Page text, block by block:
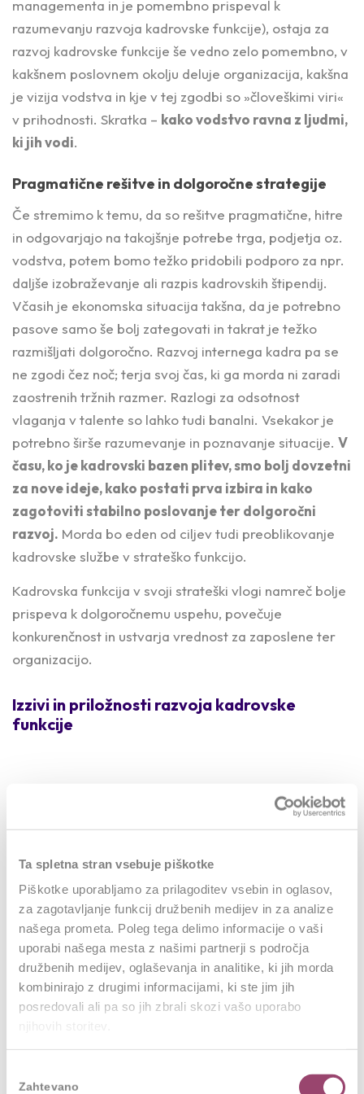
Ta spletna stran vsebuje piškotke
Piškotke uporabljamo za prilagoditev vsebin in oglasov,
za zagotavljanje funkcij družbenih medijev in za analize
našega prometa. Poleg tega delimo informacije o vaši
uporabi našega mesta z našimi partnerji s področja
družbenih medijev, oglaševanja in analitike, ki jih morda
kombinirajo z drugimi informacijami, ki ste jim jih
posredovali ali pa so jih zbrali skozi vašo uporabo
soglasja
Zahtevano
managementa in je pomembno prispeval k
razumevanju razvoja kadrovske funkcije), ostaja za
razvoj kadrovske funkcije še vedno zelo pomembno, v
kakšnem poslovnem okolju deluje organizacija, kakšna
je vizija vodstva in kje v tej zgodbi so »človeškimi viri«
v prihodnosti. Skratka – kako vodstvo ravna z ljudmi,
ki jih vodi.
Pragmatične rešitve in dolgoročne strategije
Če stremimo k temu, da so rešitve pragmatične, hitre
in odgovarjajo na takojšnje potrebe trga, podjetja oz.
vodstva, potem bomo težko pridobili podporo za npr.
daljše izobraževanje ali razpis kadrovskih štipendij.
Včasih je ekonomska situacija takšna, da je potrebno
pasove samo še bolj zategovati in takrat je težko
razmišljati dolgoročno. Razvoj internega kadra pa se
ne zgodi čez noč; terja svoj čas, ki ga morda ni zaradi
zaostrenih tržnih razmer. Razlogi za odsotnost
vlaganja v talente so lahko tudi banalni. Vsekakor je
potrebno širše razumevanje in poznavanje situacije. V
času, ko je kadrovski bazen plitev, smo bolj dovzetni
za nove ideje, kako postati prva izbira in kako
zagotoviti stabilno poslovanje ter dolgoročni
razvoj. Morda bo eden od ciljev tudi preoblikovanje
kadrovske službe v strateško funkcijo.
Kadrovska funkcija v svoji strateški vlogi namreč bolje
prispeva k dolgoročnemu uspehu, povečuje
konkurenčnost in ustvarja vrednost za zaposlene ter
organizacijo.
Izzivi in priložnosti razvoja kadrovske
funkcije
To se super sliši, a ne smemo se slepiti – običajno so
potrebna leta vlaganja v razvoj, da so sistemi
premišljenega vpeljevanja sprememb, ki jih je
poganjala strateško razvita HR funkcija. Vendar pa se
zavedamo, da je prehod iz operativne v strateško
vlogo kadrovske službe nujen za dosego dolgoročnih
poslovnih ciljev in večjo konkurenčnost organizacije.
Kje torej začeti in kaj potrebujemo za uspešno
preoblikovanje kadrovske službe?
preoblikovanju kadrovske funkcije. Pomembno je, da